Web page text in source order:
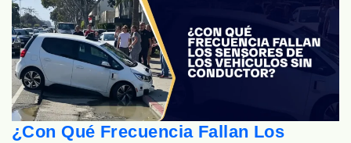
¿Con Qué Frecuencia Fallan Los